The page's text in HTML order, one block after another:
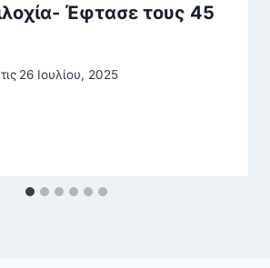
Έφτασε τους 45
26 Ιουλίου, 2025